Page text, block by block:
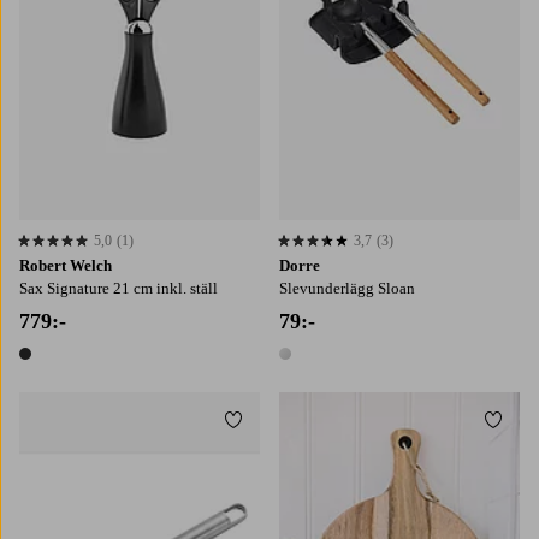
Robert Welch
Sax Signature 21 cm inkl. ställ
779:-
1 färg
5,0 baserat på 1 st betyg
5,0 (1)
Dorre
Slevunderlägg Sloan
79:-
1 färg
3,7 baserat på 3 st betyg
3,7 (3)
Lägg till i favoriter